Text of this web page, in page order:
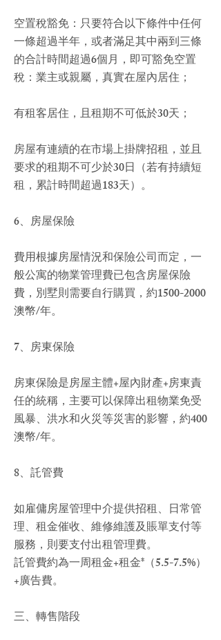
空置稅豁免：只要符合以下條件中任何
一條超過半年，或者滿足其中兩到三條
的合計時間超過6個月，即可豁免空置
稅：業主或親屬，真實在屋內居住；
有租客居住，且租期不可低於30天；
房屋有連續的在市場上掛牌招租，並且
要求的租期不可少於30日（若有持續短
租，累計時間超過183天）。
6、房屋保險
費用根據房屋情況和保險公司而定，一
般公寓的物業管理費已包含房屋保險
費，別墅則需要自行購買，約1500-2000
澳幣/年。
7、房東保險
房東保險是房屋主體+屋內財產+房東責
任的統稱，主要可以保障出租物業免受
風暴、洪水和火災等災害的影響，約400
澳幣/年。
8、託管費
如雇傭房屋管理中介提供招租、日常管
理、租金催收、維修維護及賬單支付等
服務，則要支付出租管理費。
託管費約為一周租金+租金*（5.5-7.5%）
+廣告費。
三、轉售階段